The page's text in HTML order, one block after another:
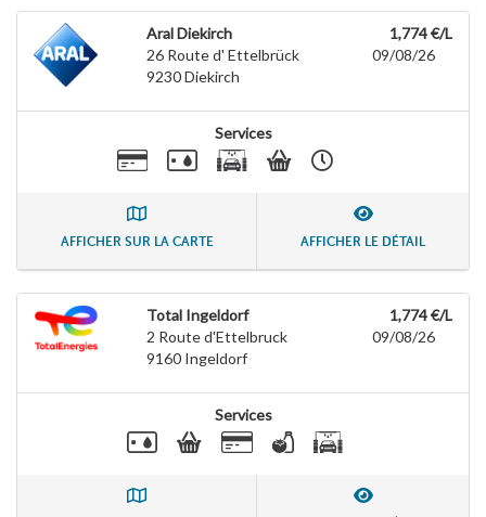
Aral Diekirch
26 Route d' Ettelbrück
9230Diekirch
1,774 €/L
09/08/26
Services
AFFICHER SUR LA CARTE AFFICHER LE DÉTAIL
Total Ingeldorf
2 Route d'Ettelbruck
9160 Ingeldorf
1,774 €/L
09/08/26
Services